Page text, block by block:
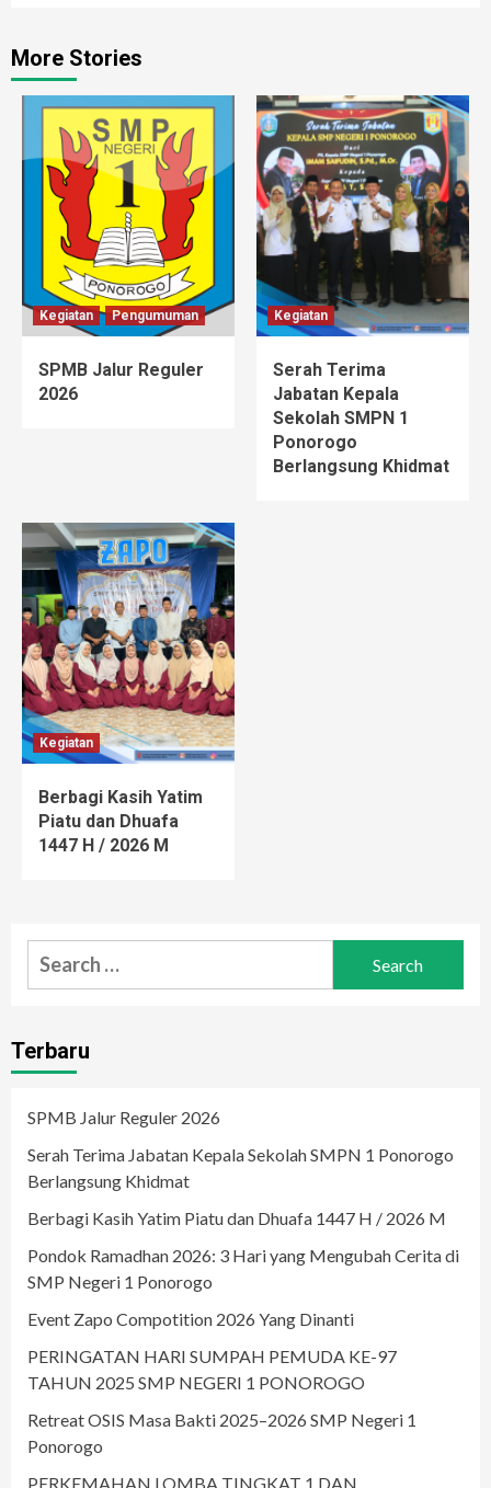
More Stories
Kegiatan Pengumuman
SPMB Jalur Reguler
2026
Kegiatan
Serah Terima
Jabatan Kepala
Sekolah SMPN 1
Ponorogo
Berlangsung Khidmat
Kegiatan
Berbagi Kasih Yatim
Piatu dan Dhuafa
1447 H / 2026 M
Search
for:
Terbaru
SPMB Jalur Reguler 2026
Serah Terima Jabatan Kepala Sekolah SMPN 1 Ponorogo
Berlangsung Khidmat
Berbagi Kasih Yatim Piatu dan Dhuafa 1447 H / 2026 M
Pondok Ramadhan 2026: 3 Hari yang Mengubah Cerita di
SMP Negeri 1 Ponorogo
Event Zapo Compotition 2026 Yang Dinanti
PERINGATAN HARI SUMPAH PEMUDA KE-97
TAHUN 2025 SMP NEGERI 1 PONOROGO
Retreat OSIS Masa Bakti 2025–2026 SMP Negeri 1
Ponorogo
PERKEMAHAN LOMBA TINGKAT 1 DAN